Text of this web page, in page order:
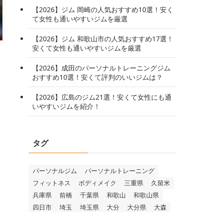
【2026】ジム 岡崎の人気おすすめ10選！安く
て女性も通いやすいジムを厳選
【2026】ジム 和歌山市の人気おすすめ17選！
安くて女性も通いやすいジムを厳選
【2026】成田のパーソナルトレーニングジム
おすすめ10選！安くて評判のいいジムは？
【2026】広島のジム21選！安くて女性にも通
いやすいジムを紹介！
タグ
パーソナルジム
パーソナルトレーニング
フィットネス
ボディメイク 三重県
久留米
兵庫県
前橋 千葉県 和歌山
和歌山県
四日市
埼玉 埼玉県 大分 大分県
大森